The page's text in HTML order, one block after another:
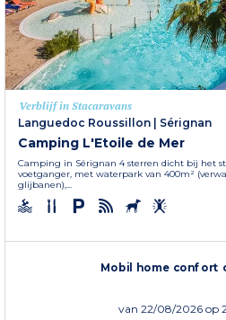
Verblijf in Stacaravans
Languedoc Roussillon | Sérignan
Camping L'Etoile de Mer
Camping in Sérignan 4 sterren dicht bij het
voetganger, met waterpark van 400m²
glijbanen),...
Mobil home confort
van 22/08/2026 op